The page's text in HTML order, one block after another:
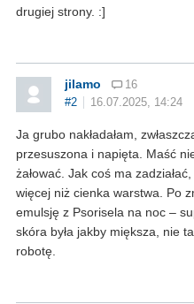
drugiej strony. :]
jilamo
16
#2
16.07.2025, 14:24
Ja grubo nakładałam,
przesuszona i napięta. Maść
żałować. Jak coś ma
więcej niż cienka warstwa. Po
emulsję z Psorisela na noc –
skóra była jakby miększa, nie
robotę.